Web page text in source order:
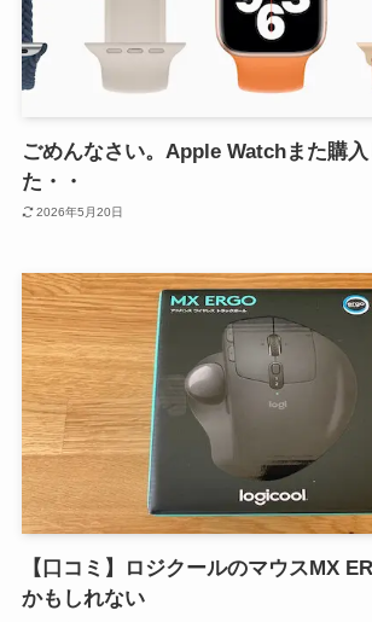
ごめんなさい。Apple Watchまた購
た・・
2026年5月20日
【口コミ】ロジクールのマウスMX
かもしれない